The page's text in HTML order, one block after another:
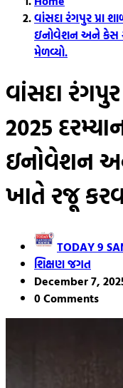
વાંસદા રંગપુર પ્રા
ઇનોવેશન અને કેસ
મેળવ્યો.
વાંસદા
2025
ઇનોવેશન
ખાતે રજૂ
TODAY 9
શિક્ષણ જગત
December 7,
0 Comments